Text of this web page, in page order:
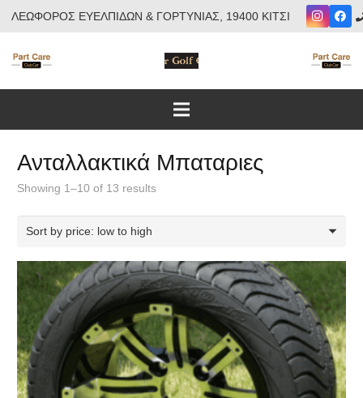
ΛΕΩΦΟΡΟΣ ΕΥΕΛΠΙΔΩΝ & ΓΟΡΤΥΝΙΑΣ, 19400 ΚΙΤΣΙ
Ανταλλακτικά Μπαταριες
Showing 1–10 of 13 results